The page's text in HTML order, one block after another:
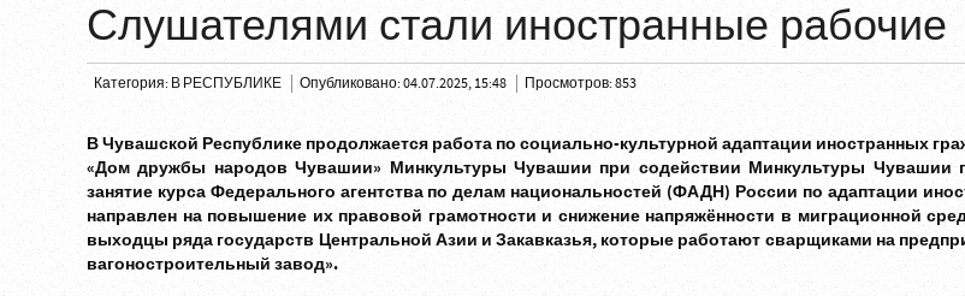
Слушателями стали иностранные рабочие
Категория: В РЕСПУБЛИКЕ Опубликовано: 04.07.2025, 15:48 Просмотров: 853
В Чувашской Республике продолжается работа по социально-культурной адаптации иностранных
«Дом дружбы народов Чувашии» Минкультуры Чувашии при содействии Минкультуры Чувашии
занятие курса Федерального агентства по делам национальностей (ФАДН) России по адаптации
направлен на повышение их правовой грамотности и снижение напряжённости в миграционной
выходцы ряда государств Центральной Азии и Закавказья, которые работают сварщиками на
вагоностроительный завод».